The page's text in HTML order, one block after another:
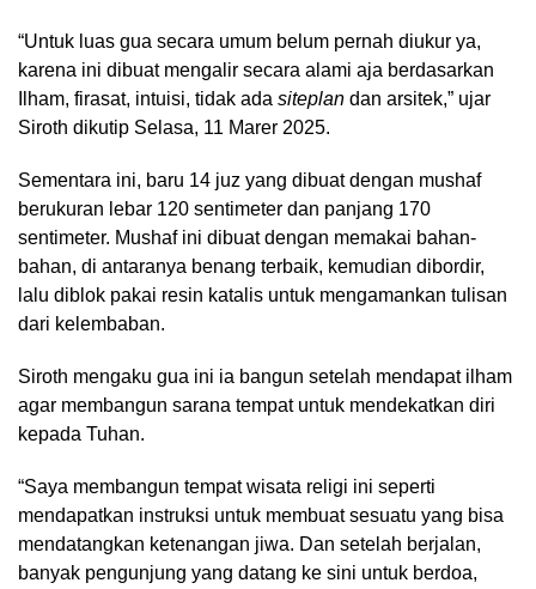
“Untuk luas gua secara umum belum pernah diukur ya,
karena ini dibuat mengalir secara alami aja berdasarkan
Ilham, firasat, intuisi, tidak ada siteplan dan arsitek,” ujar
Siroth dikutip Selasa, 11 Marer 2025.
Sementara ini, baru 14 juz yang dibuat dengan mushaf
berukuran lebar 120 sentimeter dan panjang 170
sentimeter. Mushaf ini dibuat dengan memakai bahan-
bahan, di antaranya benang terbaik, kemudian dibordir,
lalu diblok pakai resin katalis untuk mengamankan tulisan
dari kelembaban.
Siroth mengaku gua ini ia bangun setelah mendapat ilham
agar membangun sarana tempat untuk mendekatkan diri
kepada Tuhan.
“Saya membangun tempat wisata religi ini seperti
mendapatkan instruksi untuk membuat sesuatu yang bisa
mendatangkan ketenangan jiwa. Dan setelah berjalan,
banyak pengunjung yang datang ke sini untuk berdoa,